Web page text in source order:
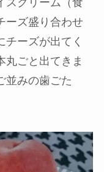
ーズ盛り合わせ
チーズが出てく
丸ごと出てきま
並みの歯ごた